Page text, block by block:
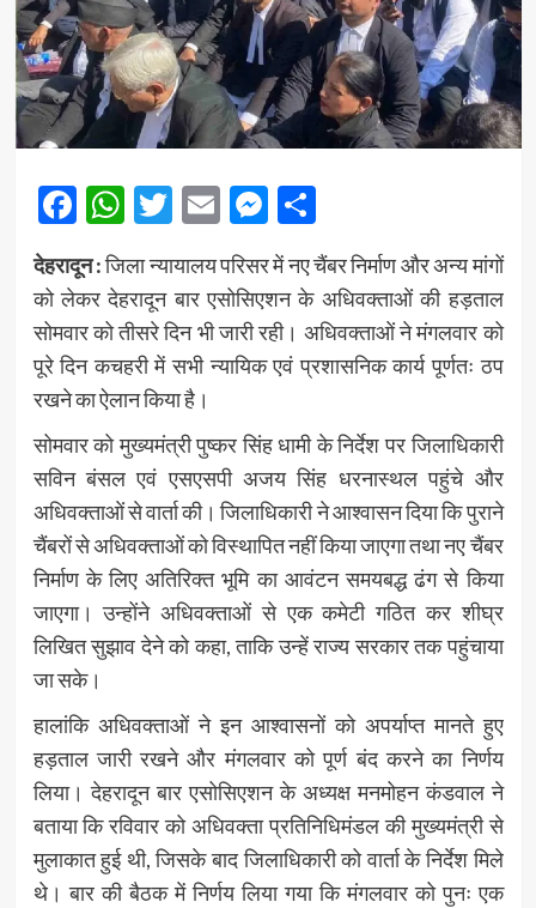
Facebook
WhatsApp
Twitter
EmailMessenger
Share
देहरादून :जिला न्यायालय परिसर में नए चैंबर निर्माण और अन्य मांगों
को लेकर देहरादून बार एसोसिएशन के अधिवक्ताओं की हड़ताल
सोमवार को तीसरे दिन भी जारी रही। अधिवक्ताओं ने मंगलवार को
पूरे दिन कचहरी में सभी न्यायिक एवं प्रशासनिक कार्य पूर्णतः ठप
रखने का ऐलान किया है।
सोमवार को मुख्यमंत्री पुष्कर सिंह धामी के निर्देश पर जिलाधिकारी
सविन बंसल एवं एसएसपी अजय सिंह धरनास्थल पहुंचे और
अधिवक्ताओं से वार्ता की। जिलाधिकारी ने आश्वासन दिया कि पुराने
चैंबरों से अधिवक्ताओं को विस्थापित नहीं किया जाएगा तथा नए चैंबर
निर्माण के लिए अतिरिक्त भूमि का आवंटन समयबद्ध ढंग से किया
जाएगा। उन्होंने अधिवक्ताओं से एक कमेटी गठित कर शीघ्र
लिखित सुझाव देने को कहा, ताकि उन्हें राज्य सरकार तक पहुंचाया
जा सके।
हालांकि अधिवक्ताओं ने इन आश्वासनों को अपर्याप्त मानते हुए
हड़ताल जारी रखने और मंगलवार को पूर्ण बंद करने का निर्णय
लिया। देहरादून बार एसोसिएशन के अध्यक्ष मनमोहन कंडवाल ने
बताया कि रविवार को अधिवक्ता प्रतिनिधिमंडल की मुख्यमंत्री से
मुलाकात हुई थी, जिसके बाद जिलाधिकारी को वार्ता के निर्देश मिले
थे। बार की बैठक में निर्णय लिया गया कि मंगलवार को पुनः एक